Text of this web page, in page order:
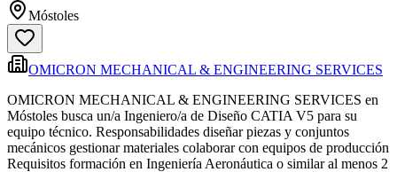
Móstoles
OMICRON MECHANICAL & ENGINEERING SERVICES
OMICRON MECHANICAL & ENGINEERING SERVICES en
Móstoles busca un/a Ingeniero/a de Diseño CATIA V5 para su
equipo técnico. Responsabilidades diseñar piezas y conjuntos
mecánicos gestionar materiales colaborar con equipos de producción
Requisitos formación en Ingeniería Aeronáutica o similar al menos 2